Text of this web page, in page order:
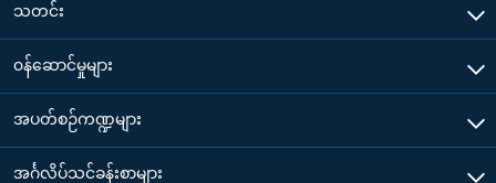
သတင်း
၀န်ဆောင်မှုများ
အပတ်စဉ်ကဏ္ဍများ
အင်္ဂလိပ်သင်ခန်းစာများ